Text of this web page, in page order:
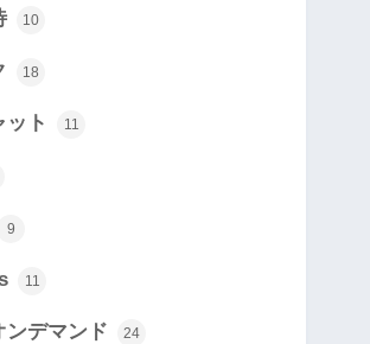
10
18
ット 11
9
11
ンデマンド 24